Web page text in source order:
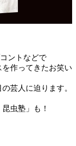
ントなどで
作ってきたお笑い
芸人に迫ります。
虫塾」も！